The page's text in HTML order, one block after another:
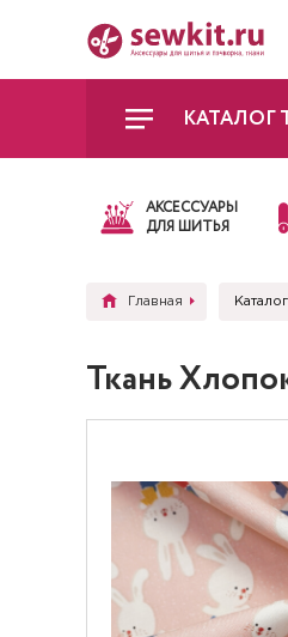
КАТАЛОГ
АКСЕССУАРЫ
ДЛЯ ШИТЬЯ
Главная
Ткань